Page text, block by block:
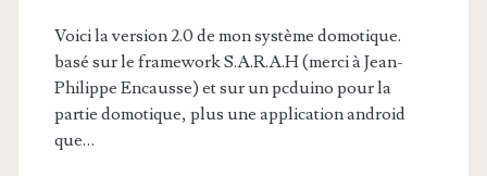
Voici la version 2.0 de mon système domotique.
basé sur le framework S.A.R.A.H (merci à Jean-
Philippe Encausse) et sur un pcduino pour la
partie domotique, plus une application android
que…